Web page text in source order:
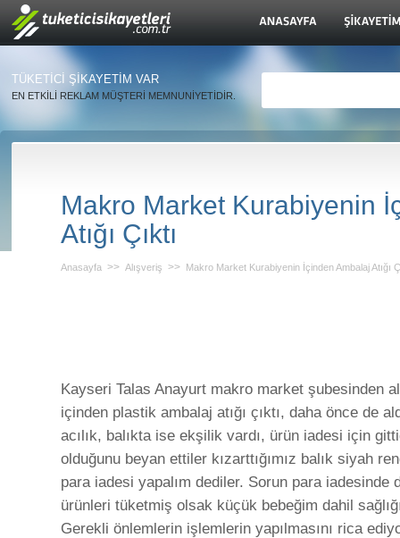
TÜKETİCİ ŞİKAYETİM VAR
EN ETKİLİ REKLAM MÜŞTERİ MEMNUNİYETİDİR.
Makro Market Kurabiyenin
Atığı Çıktı
Anasayfa >> Alışveriş >> Makro Market Kurabiyenin İçinden Ambalaj Atığı
Kayseri Talas Anayurt makro market şubesinden
içinden plastik ambalaj atığı çıktı, daha önce de
acılık, balıkta ise ekşilik vardı, ürün iadesi için
olduğunu beyan ettiler kızarttığımız balık siyah
para iadesi yapalım dediler. Sorun para iadesinde
ürünleri tüketmiş olsak küçük bebeğim dahil
Gerekli önlemlerin işlemlerin yapılmasını rica